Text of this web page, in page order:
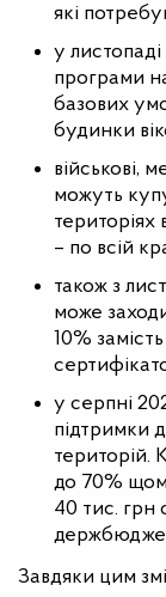
які
у
програми
базових
будинки
військові,
можуть
територіях
– по всій
також з
може
10%
у серпні
підтримки
територій.
до 70%
40 тис. грн
Завдяки цим